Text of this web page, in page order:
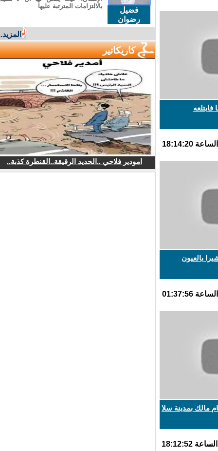
بمدينة سلا
فضيل
رضوان
بالالتزامات المترتبة عليها
المزيد...
كاريكاتير
امودير فلاحي ..الحديد الرقيقة..القنطرة كذبة..